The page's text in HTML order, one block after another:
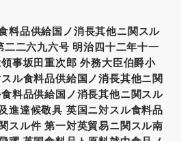
料品供給国ノ消長其他ニ関スル
二六九六号 明治四十二年十一
事坂田重次郎 外務大臣伯爵小
ル食料品供給国ノ消長其他ニ関
料品供給国ノ消長其他ニ関スル
進達候敬具 英国ニ対スル食料品
スル件 第一対英貿易ニ関スル南